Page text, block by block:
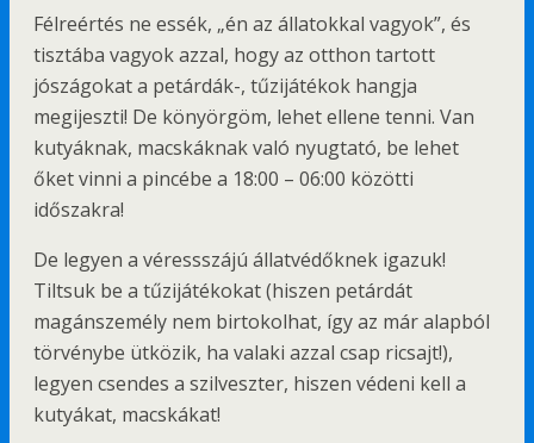
Félreértés ne essék, „én az állatokkal vagyok”, és
tisztába vagyok azzal, hogy az otthon tartott
jószágokat a petárdák-, tűzijátékok hangja
megijeszti! De könyörgöm, lehet ellene tenni. Van
kutyáknak, macskáknak való nyugtató, be lehet
őket vinni a pincébe a 18:00 – 06:00 közötti
időszakra!
De legyen a véressszájú állatvédőknek igazuk!
Tiltsuk be a tűzijátékokat (hiszen petárdát
magánszemély nem birtokolhat, így az már alapból
törvénybe ütközik, ha valaki azzal csap ricsajt!),
legyen csendes a szilveszter, hiszen védeni kell a
kutyákat, macskákat!